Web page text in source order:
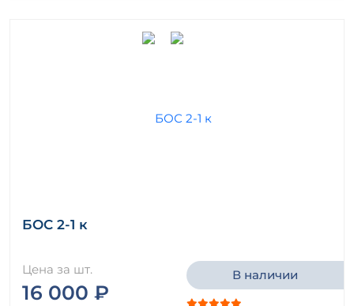
БОС 2-1 к
Цена за шт.
16 000 ₽
В наличии